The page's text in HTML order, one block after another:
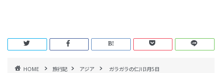
HOME 旅行記 アジア ガラガラの仁川3月5日